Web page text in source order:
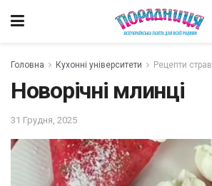
Головна Кухонні університети Рецепти страв
Новорічні млинці
31 Грудня, 2025